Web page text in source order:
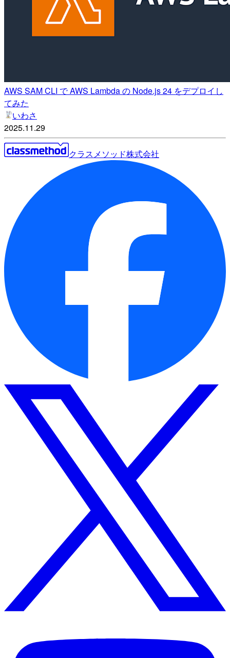
AWS SAM CLI で AWS Lambda の Node.js 24 をデプロイし
てみた
いわさ
2025.11.29
クラスメソッド株式会社